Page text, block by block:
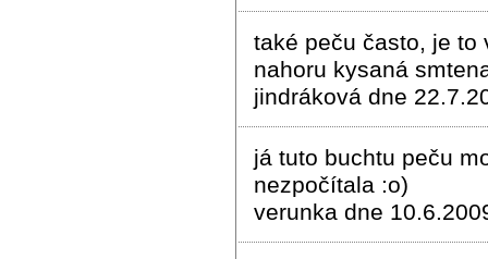
také peču často, je to
nahoru kysaná
jindráková dne
já tuto buchtu peču
nezpočítala :o)
verunka dne